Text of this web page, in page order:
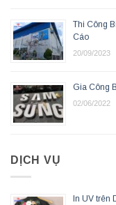
Thi Công
Cáo
20/09/2023
Gia Công
02/06/2022
DỊCH VỤ
In UV trên